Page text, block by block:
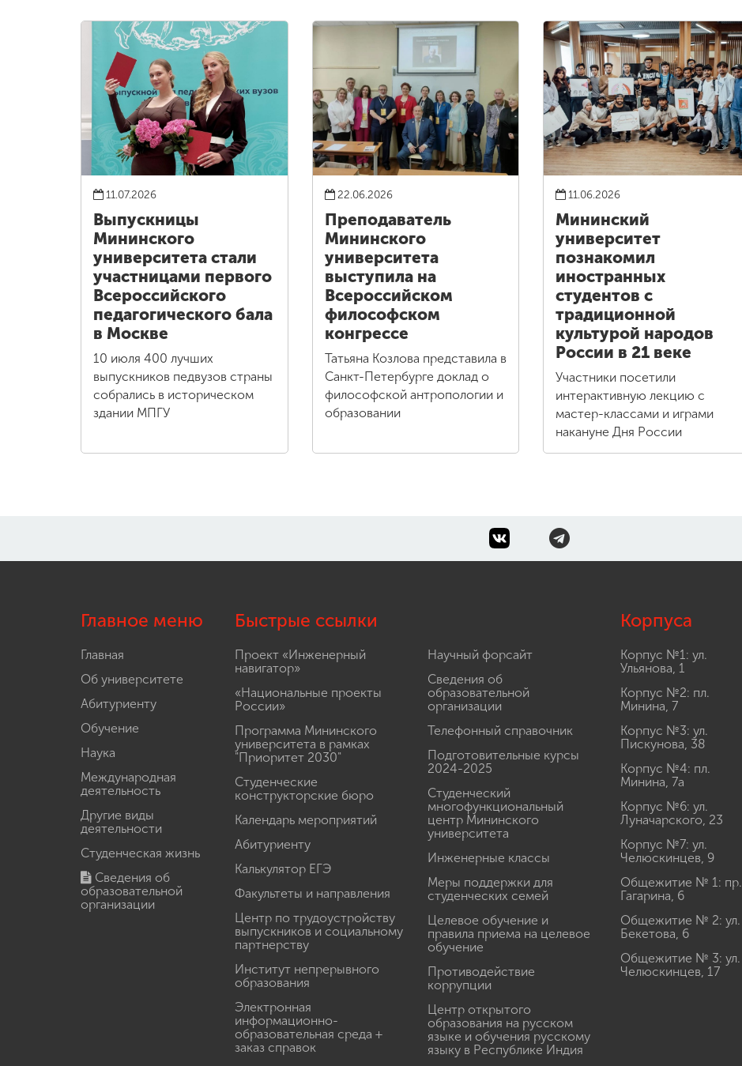
11.07.2026
Выпускницы
Мининского
университета стали
участницами первого
Всероссийского
педагогического бала
в Москве
10 июля 400 лучших
выпускников педвузов страны
собрались в историческом
здании МПГУ
22.06.2026
Преподаватель
Мининского
университета
выступила на
Всероссийском
философском
конгрессе
Татьяна Козлова представила в
Санкт-Петербурге доклад о
философской антропологии и
образовании
11.06.2026
Мининский
университет
познакомил
иностранных
студентов с
традиционной
культурой народов
России в 21 веке
Участники посетили
интерактивную лекцию с
мастер-классами и играми
накануне Дня России
Главное меню
Главная
Об университете
Абитуриенту
Обучение
Наука
Международная
деятельность
Другие виды
деятельности
Студенческая жизнь
Сведения об
образовательной
организации
Быстрые ссылки
Проект «Инженерный
навигатор»
«Национальные проекты
России»
Программа Мининского
университета в рамках
"Приоритет 2030"
Студенческие
конструкторские бюро
Календарь мероприятий
Абитуриенту
Калькулятор ЕГЭ
Факультеты и направления
Центр по трудоустройству
выпускников и социальному
партнерству
Институт непрерывного
образования
Электронная
информационно-
образовательная среда +
заказ справок
Научный форсайт
Сведения об
образовательной
организации
Телефонный справочник
Подготовительные курсы
2024-2025
Студенческий
многофункциональный
центр Мининского
университета
Инженерные классы
Меры поддержки для
студенческих семей
Целевое обучение и
правила приема на целевое
обучение
Противодействие
коррупции
Центр открытого
образования на русском
языке и обучения русскому
языку в Республике Индия
Корпуса
Корпус №1: ул.
Ульянова, 1
Корпус №2: пл.
Минина, 7
Корпус №3: ул.
Пискунова, 38
Корпус №4: пл.
Минина, 7а
Корпус №6: ул.
Луначарского, 23
Корпус №7: ул.
Челюскинцев, 9
Общежитие № 1: пр.
Гагарина, 6
Общежитие № 2: ул.
Бекетова, 6
Общежитие № 3: ул.
Челюскинцев, 17